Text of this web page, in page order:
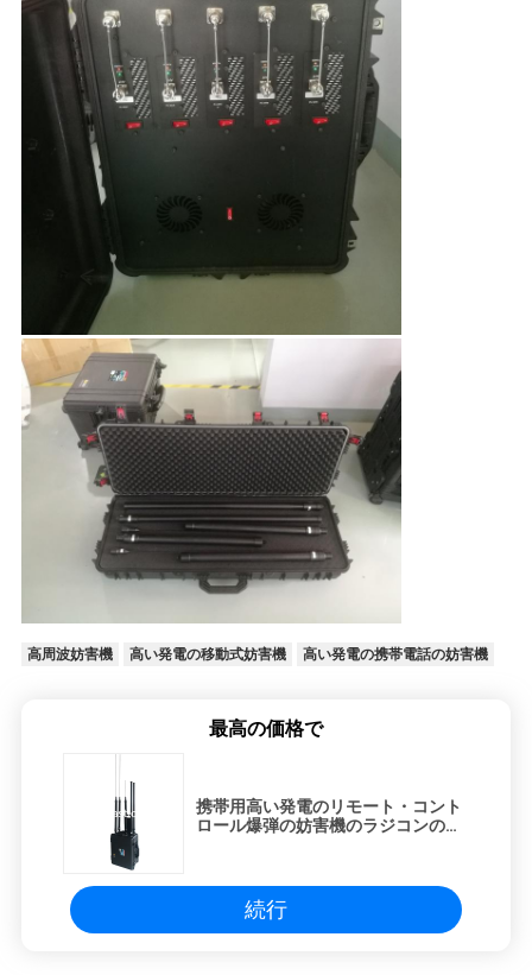
高周波妨害機 高い発電の移動式妨害機 高い発電の携帯電話の妨害機
最高の価格で
携帯用高い発電のリモート・コント
ロール爆弾の妨害機のラジコンの即
続行